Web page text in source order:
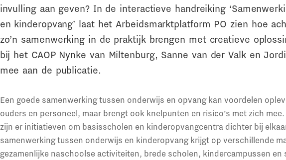
invulling aan geven? In de interactieve handreiking
en kinderopvang’ laat het Arbeidsmarktplatform PO zien hoe
zo’n samenwerking in de praktijk brengen met creatieve
bij het CAOP Nynke van Miltenburg, Sanne van der Valk en
mee aan de publicatie.
Een goede samenwerking tussen onderwijs en opvang kan voordelen
ouders en personeel, maar brengt ook knelpunten en risico’s met zich
zijn er initiatieven om basisscholen en kinderopvangcentra dichter bij
samenwerking tussen onderwijs en kinderopvang krijgt op verschillende
gezamenlijke naschoolse activiteiten, brede scholen, kindercampussen en